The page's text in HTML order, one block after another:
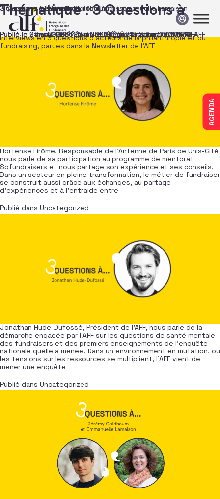
Passer au contenu
AGENDA
Thématique :3 Questions à
Interviews en 3 questions d’acteurs de la philanthropie et du
fundraising, parues dans la Newsletter de l’AFF
3 Questions à Hortense Firôme
Publié le21 mai 2026(22 juillet 2026)par Stagiaire COMM AFF
Hortense Firôme, Responsable de l’Antenne de Paris de Unis-Cité
nous parle de sa participation au programme de mentorat
Sofundraisers et nous partage son expérience et ses conseils.
Dans un secteur en pleine transformation, le métier de fundraiser
se construit aussi grâce aux échanges, au partage
d’expériences et à l’entraide entre
Publié dans Uncategorized
3 questions à… Jonathan Hude-Dufossé
Publié le7 mai 2026(11 mai 2026)par Stagiaire COMM AFF
Jonathan Hude-Dufossé, Président de l’AFF, nous parle de la
démarche engagée par l’AFF sur les questions de santé mentale
des fundraisers et des premiers enseignements de l’enquête
nationale quelle a menée. Dans un environnement en mutation, où
les tensions sur les ressources se multiplient, l’AFF vient de
mener une enquête
Publié dans Uncategorized
3 questions à… Jérémy Goldbaum et Emmanuelle Lamaison
Publié le23 avril 2026(5 mai 2026)par Stagiaire COMM AFF
3 questions à Emilia Sofia
Publié le9 avril 2026(9 avril 2026)par Stagiaire COMM AFF